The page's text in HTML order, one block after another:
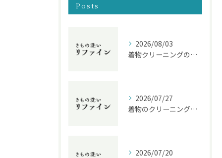
Posts
2026/08/03
着物クリーニングの原則と長く美しさを保つための実践ガイド
2026/07/27
着物のクリーニングによる生地や風合いの変化と長く美しく保つコツ
2026/07/20